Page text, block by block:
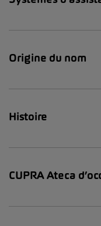
Origine du nom
Histoire
CUPRA Ateca